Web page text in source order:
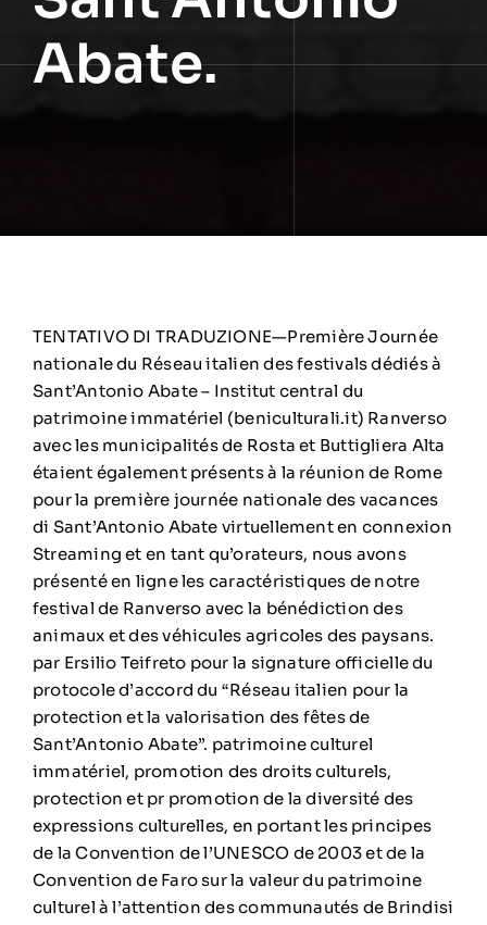
Abate.
TENTATIVO DI TRADUZIONE—Première Journée
nationale du Réseau italien des festivals dédiés à
Sant’Antonio Abate – Institut central du
patrimoine immatériel (beniculturali.it) Ranverso
avec les municipalités de Rosta et Buttigliera Alta
étaient également présents à la réunion de Rome
pour la première journée nationale des vacances
di Sant’Antonio Abate virtuellement en connexion
Streaming et en tant qu’orateurs, nous avons
présenté en ligne les caractéristiques de notre
festival de Ranverso avec la bénédiction des
animaux et des véhicules agricoles des paysans.
par Ersilio Teifreto pour la signature officielle du
protocole d’accord du “Réseau italien pour la
protection et la valorisation des fêtes de
Sant’Antonio Abate”. patrimoine culturel
immatériel, promotion des droits culturels,
protection et pr promotion de la diversité des
expressions culturelles, en portant les principes
de la Convention de l’UNESCO de 2003 et de la
Convention de Faro sur la valeur du patrimoine
culturel à l’attention des communautés de Brindisi